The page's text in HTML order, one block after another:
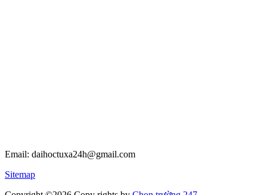
Email: daihoctuxa24h@gmail.com
Sitemap